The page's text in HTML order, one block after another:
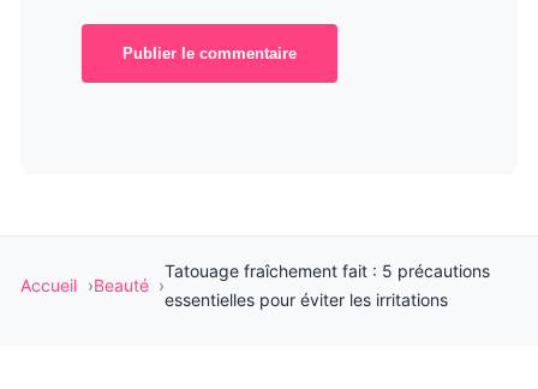
Publier le commentaire
Accueil Beauté
Tatouage fraîchement fait : 5 précautions
essentielles pour éviter les irritations